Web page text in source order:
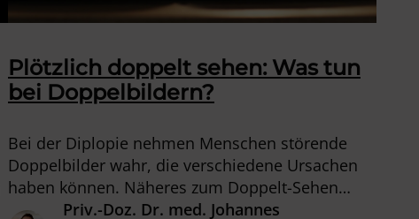
Plötzlich doppelt sehen: Was tun
bei Doppelbildern?
Bei der Diplopie nehmen Menschen störende
Doppelbilder wahr, die verschiedene Ursachen
haben können. Näheres zum Doppelt-Sehen
lesen Sie in diesem Beitrag.
Priv.-Doz. Dr. med. Johannes